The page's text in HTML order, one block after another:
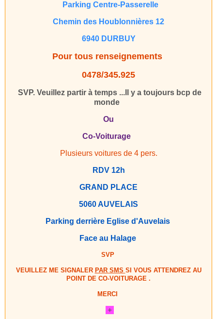
Parking Centre-Passerelle
Chemin des Houblonnières 12
6940 DURBUY
Pour tous renseignements
0478/345.925
SVP. Veuillez partir à temps ...Il y a toujours bcp de
monde
Ou
Co-Voiturage
Plusieurs voitures de 4 pers.
RDV 12h
GRAND PLACE
5060 AUVELAIS
Parking derrière Eglise d'Auvelais
Face au Halage
SVP
VEUILLEZ ME SIGNALER PAR SMS SI VOUS ATTENDREZ AU
POINT DE CO-VOITURAGE .
MERCI
+